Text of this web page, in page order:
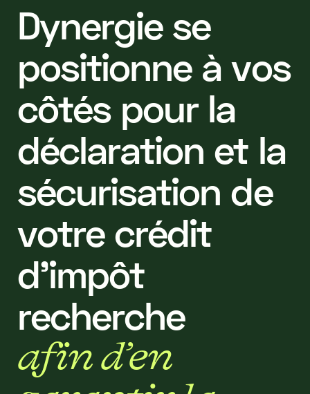
Dynergie se
positionne à vos
côtés pour la
déclaration et la
sécurisation de
votre crédit
d'impôt
recherche
afind’en